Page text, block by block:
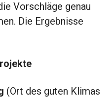
Vorschläge genau
Die Ergebnisse
(Ort des guten Klimas